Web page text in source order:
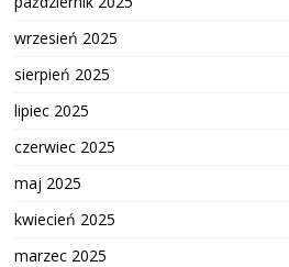
wrzesień 2025
sierpień 2025
lipiec 2025
czerwiec 2025
maj 2025
kwiecień 2025
marzec 2025